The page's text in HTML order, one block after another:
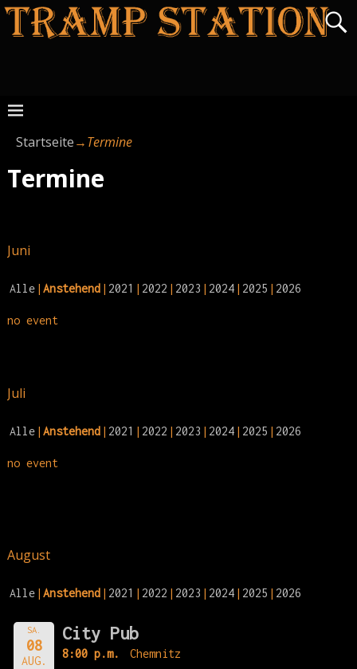
Startseite→Termine
Termine
Juni
Alle Anstehend 2021 2022 2023 2024 2025 2026
no event
Juli
Alle Anstehend 2021 2022 2023 2024 2025 2026
no event
August
Alle Anstehend 2021 2022 2023 2024 2025 2026
SA.
08
AUG.
City Pub
8:00 p.m. Chemnitz